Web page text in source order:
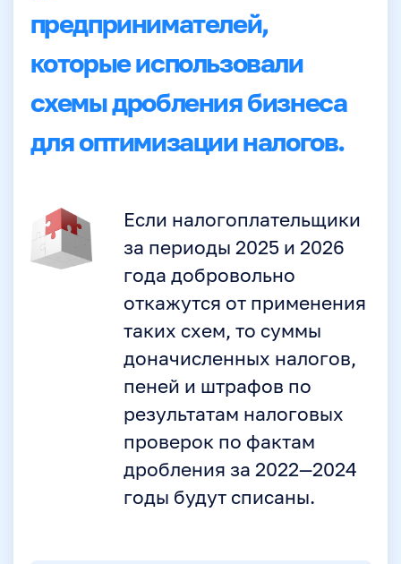
предпринимателей,
которые использовали
схемы дробления бизнеса
для оптимизации налогов.
Если налогоплательщики
за периоды 2025 и 2026
года добровольно
откажутся от применения
таких схем, то суммы
доначисленных налогов,
пеней и штрафов по
результатам налоговых
проверок по фактам
дробления за 2022—2024
годы будут списаны.